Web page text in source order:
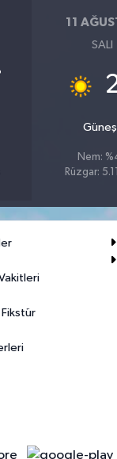
11
SALI
Nem:
Rüzgar:
Fikstür